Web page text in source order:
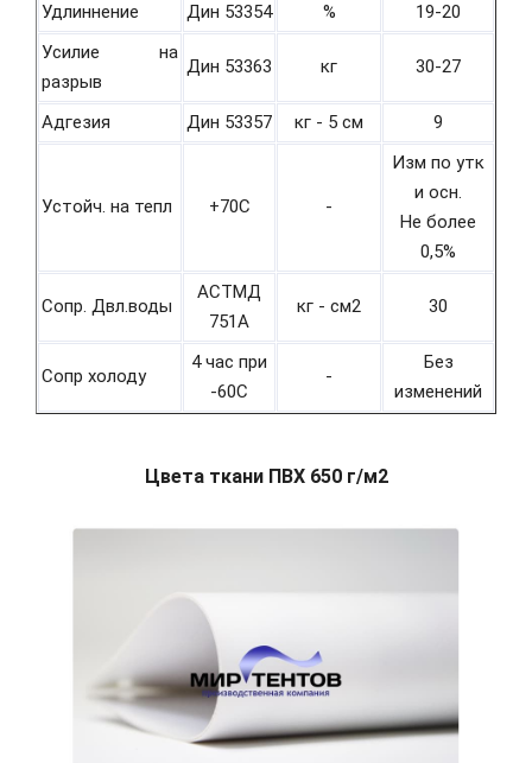
Удлиннение
Дин 53354 %
19-20
Усилие на
разрыв
Дин 53363 кг 30-27
Адгезия Дин 53357 кг - 5 см 9
Устойч. на тепл +70С -
Изм по утк
и осн.
Не более
0,5%
Сопр. Двл.воды
АСТМД
751А
кг - см2 30
Сопр холоду
4 час при
-60С
-
Без
изменений
Цвета ткани ПВХ 650 г/м2